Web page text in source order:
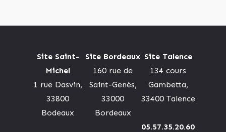
Site Saint-
Michel
1 rue Dasvin,
33800
Bodeaux
Site Bordeaux
160 rue de
Saint-Genès,
33000
Bordeaux
Site Talence
134 cours
Gambetta,
33400 Talence
05.57.35.20.60